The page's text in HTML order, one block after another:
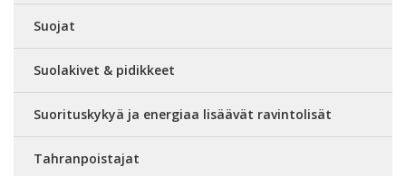
Suojat
Suolakivet & pidikkeet
Suorituskykyä ja energiaa lisäävät ravintolisät
Tahranpoistajat